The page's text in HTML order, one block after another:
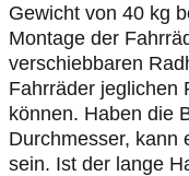
Gewicht von 40 kg
Montage der
verschiebbaren
Fahrräder jeglichen
können. Haben die
Durchmesser, kann
sein. Ist der lange